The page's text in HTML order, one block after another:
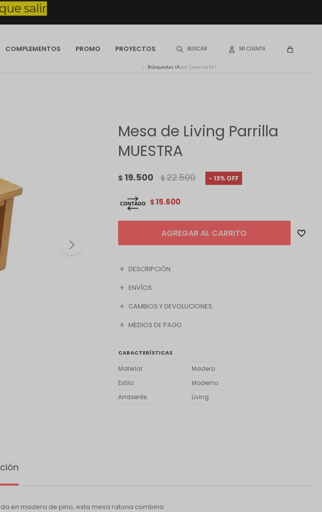
COMPLEMENTOS PROMO PROYECTOS
Búsquedas IApor Conecta361
Mesa de Living Parrilla
MUESTRA
$ 19.500 $ 22.500 13
$15.600
AGREGAR AL CARRITO
DESCRIPCIÓN
ENVÍOS
CAMBIOS Y DEVOLUCIONES
MEDIOS DE PAGO
CARACTERÍSTICAS
Material
Madera
Estilo
Moderno
Ambiente
Living
en madera de pino, esta mesa ratona combina